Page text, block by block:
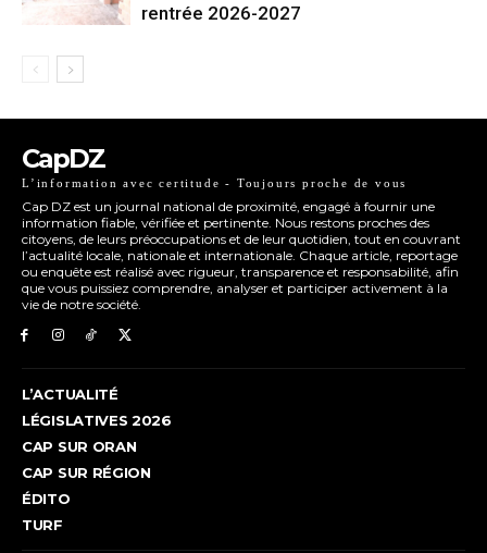
rentrée 2026-2027
CapDZ
L’information avec certitude - Toujours proche de vous
Cap DZ est un journal national de proximité, engagé à fournir une
information fiable, vérifiée et pertinente. Nous restons proches des
citoyens, de leurs préoccupations et de leur quotidien, tout en couvrant
l’actualité locale, nationale et internationale. Chaque article, reportage
ou enquête est réalisé avec rigueur, transparence et responsabilité, afin
que vous puissiez comprendre, analyser et participer activement à la
vie de notre société.
L’ACTUALITÉ
LÉGISLATIVES 2026
CAP SUR ORAN
CAP SUR RÉGION
ÉDITO
TURF